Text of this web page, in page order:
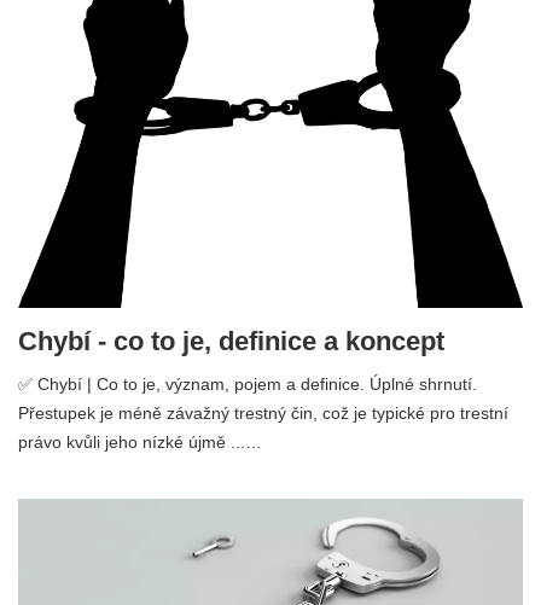
Chybí - co to je, definice a koncept
✅ Chybí | Co to je, význam, pojem a definice. Úplné shrnutí.
Přestupek je méně závažný trestný čin, což je typické pro trestní
právo kvůli jeho nízké újmě ...…